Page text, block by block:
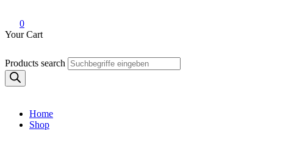
0
Your Cart
Products search
Home
Shop